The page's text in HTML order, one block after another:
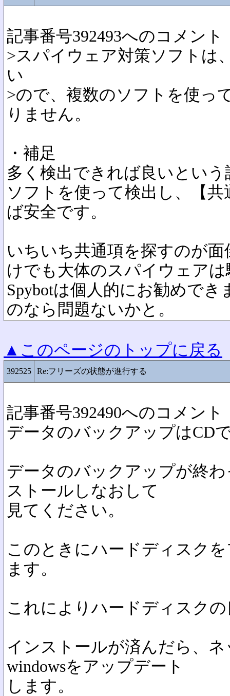
記事番号392493へのコメント
>スパイウェア対策ソフトは
い
>ので、複数のソフトを使っ
りません。
・補足
多く検出できれば良いとい
ソフトを使って検出し、【
ば安全です。
いちいち共通項を探すのが面
けでも大体のスパイウェア
Spybotは個人的にお勧めで
のなら問題ないかと。
▲このページのトップに戻る
392525 Re:フリーズの状態が進行する
記事番号392490へのコメント
データのバックアップはCD
データのバックアップが終
ストールしなおして
見てください。
このときにハードディスク
ます。
これによりハードディスク
インストールが済んだら、
windowsをアップデート
します。